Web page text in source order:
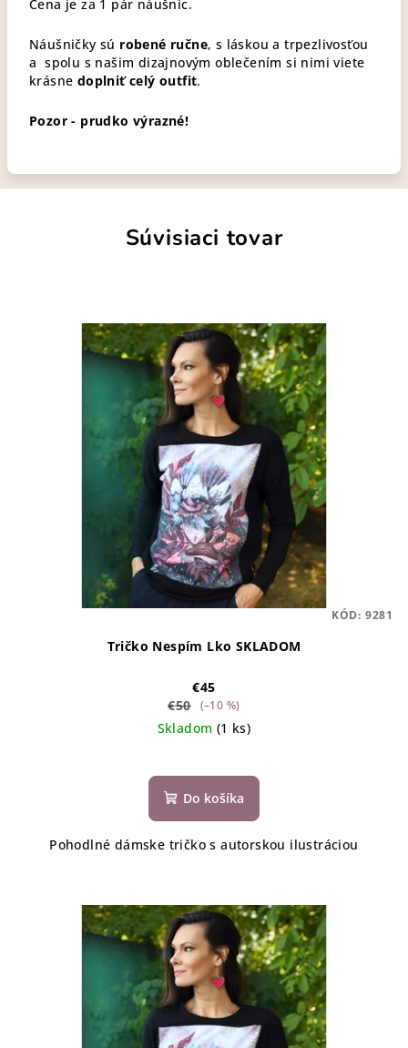
Cena je za 1 pár náušníc.
Náušničky sú robené ručne, s láskou a trpezlivosťou
a spolu s našim dizajnovým oblečením si nimi viete
krásne doplniť celý outfit.
Pozor - prudko výrazné!
Súvisiaci tovar
Tričko Nespím Lko SKLADOM
€45
€50
(–10 %)
Skladom (1 ks)
Do košíka
Pohodlné dámske tričko s autorskou ilustráciou
KÓD: 9281